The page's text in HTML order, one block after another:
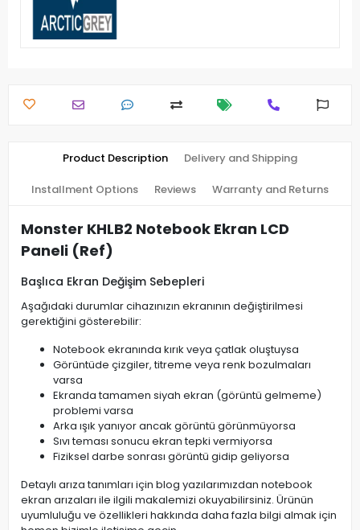
Product Description Delivery and Shipping
Installment Options Reviews Warranty and Returns
Monster KHLB2 Notebook Ekran LCD
Paneli (Ref)
Başlıca Ekran Değişim Sebepleri
Aşağıdaki durumlar cihazınızın ekranının değiştirilmesi
gerektiğini gösterebilir:
Notebook ekranında kırık veya çatlak oluştuysa
Görüntüde çizgiler, titreme veya renk bozulmaları
varsa
Ekranda tamamen siyah ekran (görüntü gelmeme)
problemi varsa
Arka ışık yanıyor ancak görüntü görünmüyorsa
Sıvı teması sonucu ekran tepki vermiyorsa
Fiziksel darbe sonrası görüntü gidip geliyorsa
Detaylı arıza tanımları için blog yazılarımızdan notebook
ekran arızaları ile ilgili makalemizi okuyabilirsiniz. Ürünün
uyumluluğu ve özellikleri hakkında daha fazla bilgi almak için